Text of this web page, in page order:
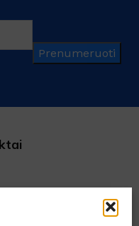
Prenumeruoti